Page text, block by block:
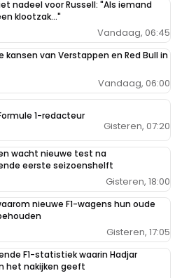
nadeel voor Russell: "Als iemand
klootzak..."
Vandaag, 06:45
kansen van Verstappen en Red Bull in
Vandaag, 06:00
1-redacteur
Gisteren, 07:20
wacht nieuwe test na
eerste seizoenshelft
Gisteren, 18:00
nieuwe F1-wagens hun oude
Gisteren, 17:05
F1-statistiek waarin Hadjar
het nakijken geeft